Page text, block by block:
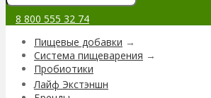
8 800 555 32 74
Пищевые добавки →
Система пищеварения →
Пробиотики
Лайф Экстэншн